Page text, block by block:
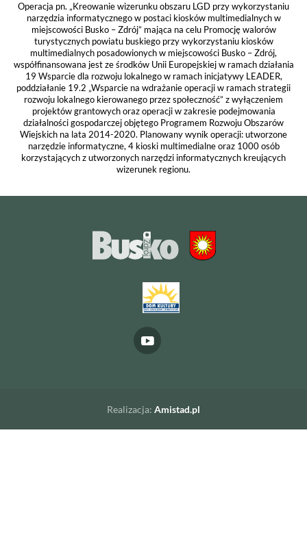
Operacja pn. „Kreowanie wizerunku obszaru LGD przy wykorzystaniu
narzędzia informatycznego w postaci kiosków multimedialnych w
miejscowości Busko – Zdrój” mająca na celu Promocję walorów
turystycznych powiatu buskiego przy wykorzystaniu kiosków
multimedialnych posadowionych w miejscowości Busko – Zdrój,
współfinansowana jest ze środków Unii Europejskiej w ramach działania
19 Wsparcie dla rozwoju lokalnego w ramach inicjatywy LEADER,
poddziałanie 19.2 „Wsparcie na wdrażanie operacji w ramach strategii
rozwoju lokalnego kierowanego przez społeczność” z wyłączeniem
projektów grantowych oraz operacji w zakresie podejmowania
działalności gospodarczej objętego Programem Rozwoju Obszarów
Wiejskich na lata 2014-2020. Planowany wynik operacji: utworzone
narzędzie informatyczne, 4 kioski multimedialne oraz 1000 osób
korzystających z utworzonych narzędzi informatycznych kreujących
wizerunek regionu.
Realizacja: Amistad.pl